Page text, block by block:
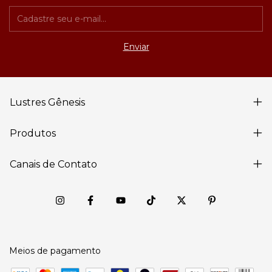
Lustres Gênesis
Produtos
Canais de Contato
Meios de pagamento